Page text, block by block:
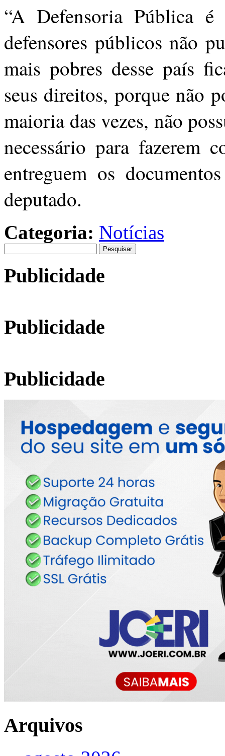
“A Defensoria Pública
defensores públicos não
mais pobres desse país
seus direitos, porque não
maioria das vezes, não
necessário para fazerem
entreguem os
deputado.
Categoria: Notícias
por:
Publicidade
Publicidade
Publicidade
Arquivos